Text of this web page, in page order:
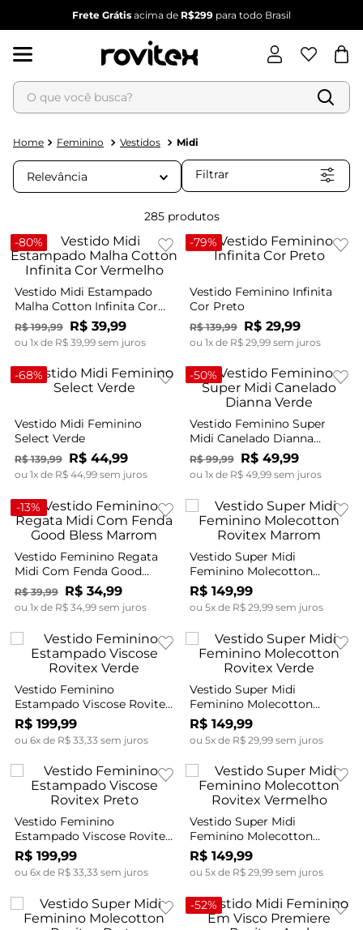
PARCELEem até6x SEM JUROS
O que você busca?
Feminino Vestidos Midi
Relevância Filtrar
285 produtos
-80%
Vestido Midi Estampado
Malha Cotton Infinita Cor
Vermelho
R$ 199,99 R$ 39,99
ou 1x de R$ 39, 99sem juros
-79%
Vestido Feminino Infinita
Cor Preto
R$ 139,99 R$ 29,99
ou 1x de R$ 29, 99sem juros
-68%
Vestido Midi Feminino
Select Verde
R$ 139,99 R$ 44,99
ou 1x de R$ 44,99sem juros
-50%
Vestido Feminino Super
Midi Canelado Dianna
Verde
R$ 99,99 R$ 49,99
ou 1x de R$ 49,99sem juros
-13%
Vestido Feminino Regata
Midi Com Fenda Good
Bless Marrom
R$ 39,99 R$ 34,99
ou 1x de R$ 34, 99sem juros
Vestido Super Midi
Feminino Molecotton
Rovitex Marrom
R$ 149,99
ou 5x de R$ 29, 99sem juros
Vestido Feminino
Estampado Viscose Rovitex
Verde
R$ 199,99
ou 6x de R$ 33 33 sem juros
Vestido Super Midi
Feminino Molecotton
Rovitex Verde
R$ 149,99
ou 5x de R$ 29, 99sem juros
Vestido Feminino
Estampado Viscose Rovitex
Preto
R$ 199,99
ou 6x de R$ 33,33 sem juros
Vestido Super Midi
Feminino Molecotton
Rovitex Vermelho
R$ 149,99
ou 5x de R$ 29,99sem juros
-52%
Termos mais buscados
1º
blusa feminina
2
3º
vestido feminino
5º
calça feminina
6º conjunto feminino